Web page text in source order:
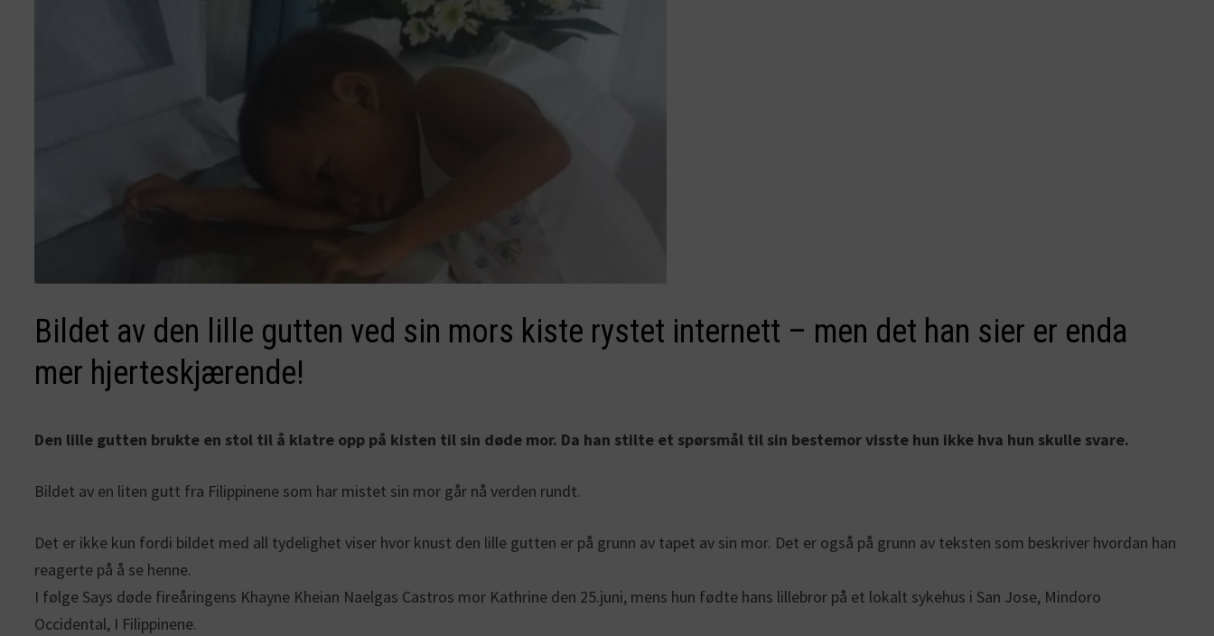
Bildet av den lille gutten ved sin mors kiste rystet internett – men det han sier er enda
mer hjerteskjærende!
Den lille gutten brukte en stol til å klatre opp på kisten til sin døde mor. Da han stilte et spørsmål til sin bestemor visste hun ikke hva hun skulle svare.
Bildet av en liten gutt fra Filippinene som har mistet sin mor går nå verden rundt.
Det er ikke kun fordi bildet med all tydelighet viser hvor knust den lille gutten er på grunn av tapet av sin mor. Det er også på grunn av teksten som beskriver hvordan han
reagerte på å se henne.
I følge Says døde fireåringens Khayne Kheian Naelgas Castros mor Kathrine den 25.juni, mens hun fødte hans lillebror på et lokalt sykehus i San Jose, Mindoro
Occidental, I Filippinene.